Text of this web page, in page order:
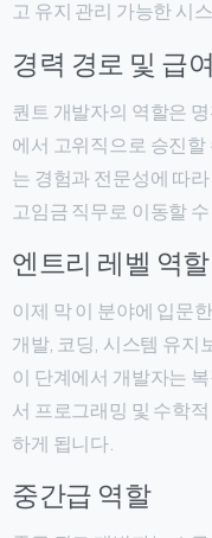
고 유지 관리 가능한 시
경력 경로 및 급
퀀트 개발자의 역할은
에서 고위직으로 승진
는 경험과 전문성에 따
고임금 직무로 이동할
엔트리 레벨 역할
이제 막 이 분야에 입문
개발, 코딩, 시스템 유지
이 단계에서 개발자는
서 프로그래밍 및 수학
하게 됩니다.
중간급 역할